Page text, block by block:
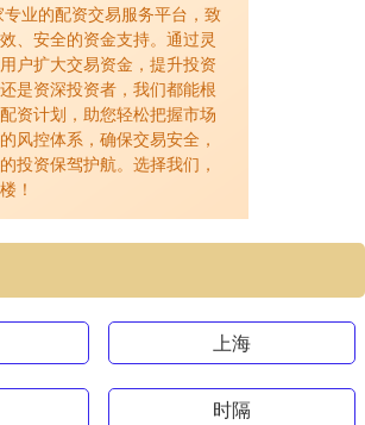
业的配资交易服务平台，致
、安全的资金支持。通过灵
户扩大交易资金，提升投资
是资深投资者，我们都能根
资计划，助您轻松把握市场
风控体系，确保交易安全，
投资保驾护航。选择我们，
！
上海
时隔